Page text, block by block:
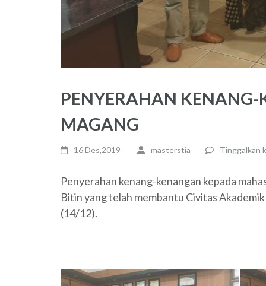
PENYERAHAN KENANG-
MAGANG
16 Des,2019 masterstia Tinggalkan
Penyerahan kenang-kenangan kepada
Bitin yang telah membantu Civitas
(14/12).